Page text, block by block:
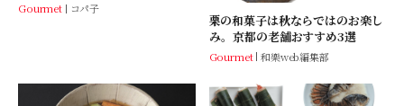
Gourmet コパ子
栗の和菓子は秋ならではのお楽し
み。京都の老舗おすすめ3選
Gourmet 和樂web編集部